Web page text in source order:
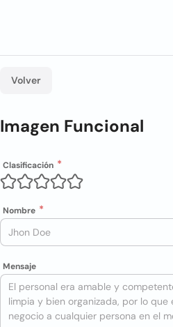
Volver
Imagen Funcional
Clasificación
Nombre
Mensaje